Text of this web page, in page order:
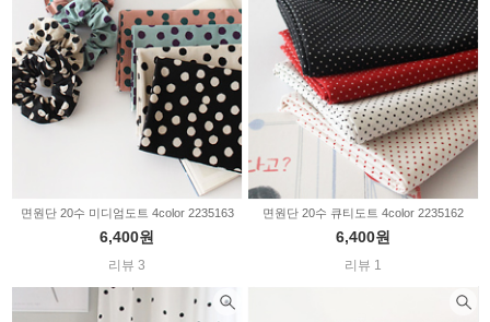
면원단 20수 미디엄도트 4color 2235163
6,400원
리뷰 3
면원단 20수 큐티도트 4color 2235162
6,400원
리뷰 1